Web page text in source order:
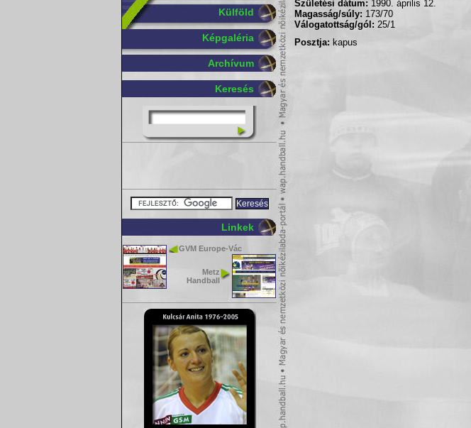
Külföld
Képgaléria
Archívum
Keresés
Linkek
GVM Europe-Vác
Metz
Handball
Születési dátum: 1990. április 12.
Magasság/súly: 173/70
Válogatottság/gól: 25/1
Posztja: kapus